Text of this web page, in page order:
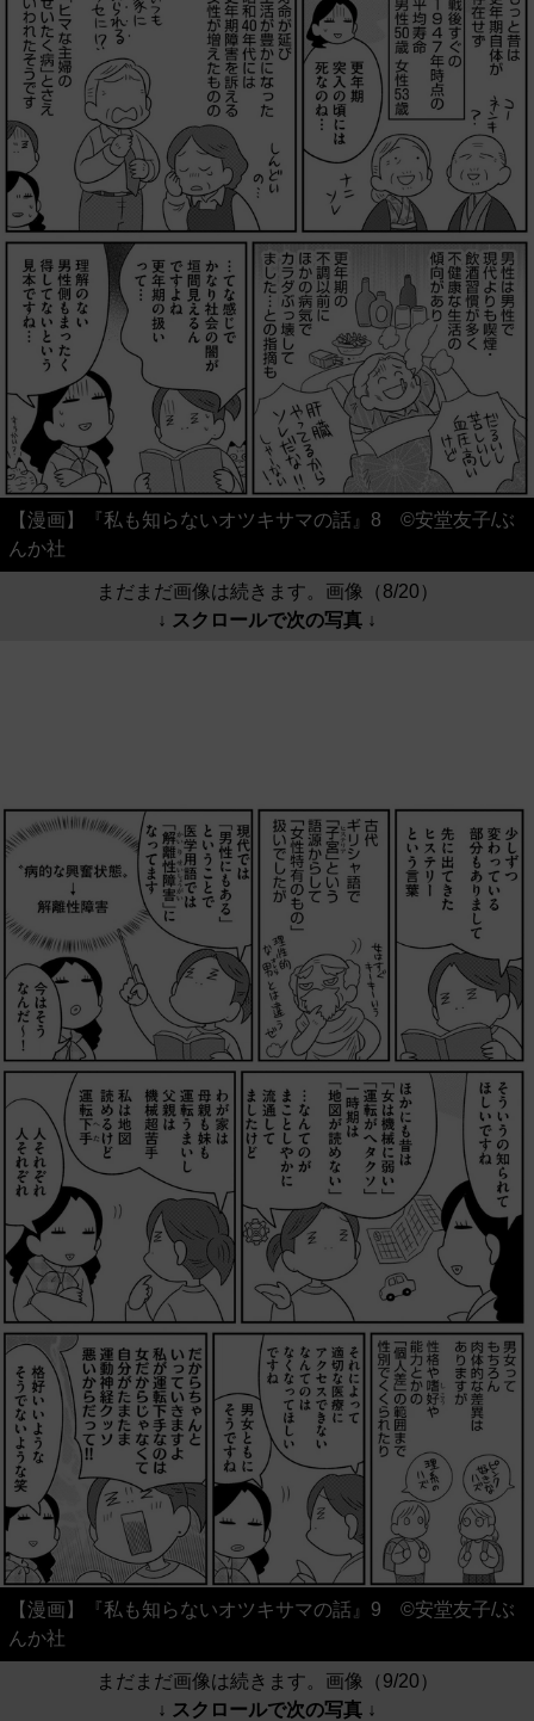
【漫画】『私も知らないオツキサマの話』8 ©安堂友子/ぶ
んか社
まだまだ画像は続きます。画像（8/20）
↓ スクロールで次の写真 ↓
【漫画】『私も知らないオツキサマの話』9 ©安堂友子/ぶ
んか社
まだまだ画像は続きます。画像（9/20）
↓ スクロールで次の写真 ↓